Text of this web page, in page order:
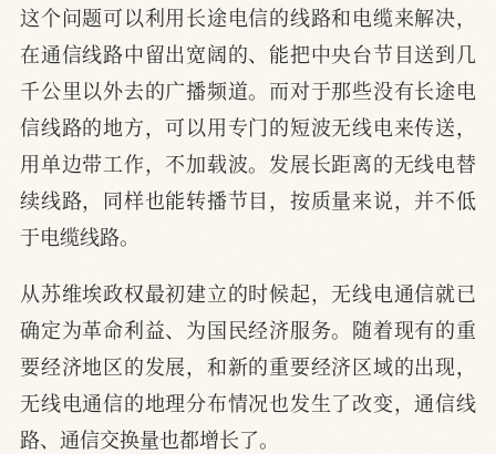
这个问题可以利用长途电信的线路和电缆来解决，
在通信线路中留出宽阔的、能把中央台节目送到几
千公里以外去的广播频道。而对于那些没有长途电
信线路的地方，可以用专门的短波无线电来传送，
用单边带工作，不加载波。发展长距离的无线电替
续线路，同样也能转播节目，按质量来说，并不低
于电缆线路。
从苏维埃政权最初建立的时候起，无线电通信就已
确定为革命利益、为国民经济服务。随着现有的重
要经济地区的发展，和新的重要经济区域的出现，
无线电通信的地理分布情况也发生了改变，通信线
路、通信交换量也都增长了。